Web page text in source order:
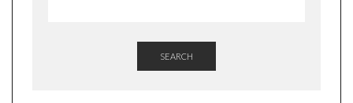
SEARCH